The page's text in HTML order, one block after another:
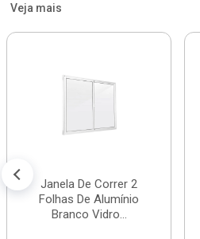
Veja mais
Janela De Correr 2
Folhas De Alumínio
Branco Vidro...